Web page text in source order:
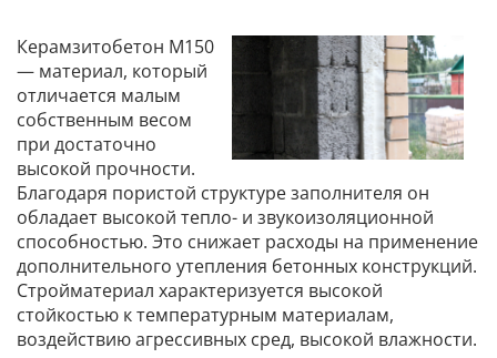
Керамзитобетон М150
— материал, который
отличается малым
собственным весом
при достаточно
высокой прочности.
Благодаря пористой структуре заполнителя он
обладает высокой тепло- и звукоизоляционной
способностью. Это снижает расходы на применение
дополнительного утепления бетонных конструкций.
Стройматериал характеризуется высокой
стойкостью к температурным материалам,
воздействию агрессивных сред, высокой влажности.